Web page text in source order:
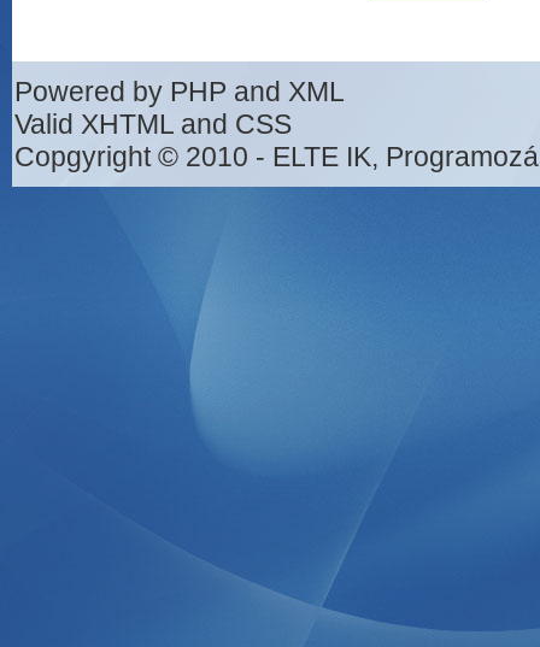
Powered by PHP and XML
Valid XHTML and CSS
Copgyright © 2010 - ELTE IK,